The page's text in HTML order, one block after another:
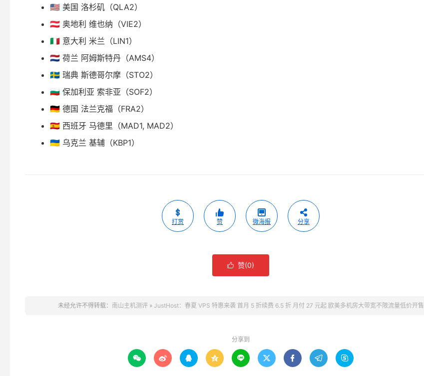
🇺🇸 美国 洛杉矶（QLA2）
🇦🇹 奥地利 维也纳（VIE2）
🇮🇹 意大利 米兰（LIN1）
🇳🇱 荷兰 阿姆斯特丹（AMS4）
🇸🇪 瑞典 斯德哥尔摩（STO2）
🇧🇬 保加利亚 索非亚（SOF2）
🇩🇪 德国 法兰克福（FRA2）
🇪🇸 西班牙 马德里（MAD1, MAD2）
🇺🇦 乌克兰 基辅（KBP1）
打赏 赞 微海报 分享
 赞(0)
未经允许不得转载： 南山主机测评» JustHost：春夏 VPS 特惠来袭 首月 5 折续费 6.5 折 月付 27 元起 欧美多机房大带宽不限流量低价开售
分享到
        